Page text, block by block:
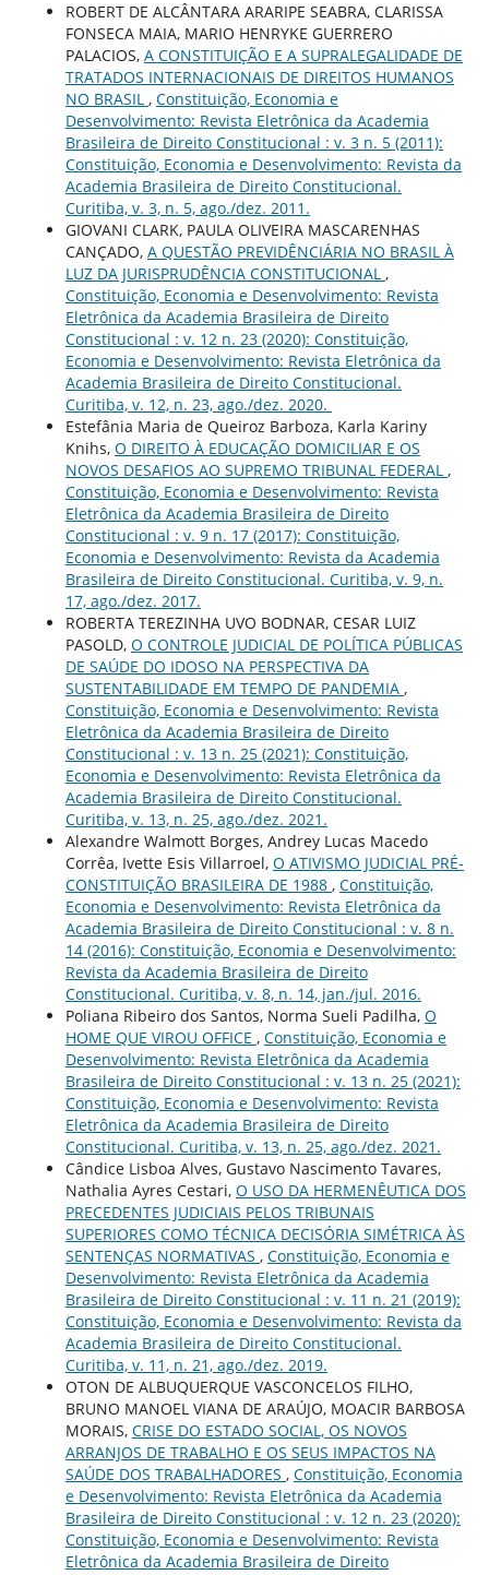
ROBERT DE ALCÂNTARA ARARIPE SEABRA, CLARISSA
FONSECA MAIA, MARIO HENRYKE GUERRERO
PALACIOS, A CONSTITUIÇÃO E A SUPRALEGALIDADE DE
TRATADOS INTERNACIONAIS DE DIREITOS HUMANOS
NO BRASIL , Constituição, Economia e
Desenvolvimento: Revista Eletrônica da Academia
Brasileira de Direito Constitucional : v. 3 n. 5 (2011):
Constituição, Economia e Desenvolvimento: Revista da
Academia Brasileira de Direito Constitucional.
Curitiba, v. 3, n. 5, ago./dez. 2011.
GIOVANI CLARK, PAULA OLIVEIRA MASCARENHAS
CANÇADO, A QUESTÃO PREVIDÊNCIÁRIA NO BRASIL À
LUZ DA JURISPRUDÊNCIA CONSTITUCIONAL ,
Constituição, Economia e Desenvolvimento: Revista
Eletrônica da Academia Brasileira de Direito
Constitucional : v. 12 n. 23 (2020): Constituição,
Economia e Desenvolvimento: Revista Eletrônica da
Academia Brasileira de Direito Constitucional.
Curitiba, v. 12, n. 23, ago./dez. 2020.
Estefânia Maria de Queiroz Barboza, Karla Kariny
Knihs, O DIREITO À EDUCAÇÃO DOMICILIAR E OS
NOVOS DESAFIOS AO SUPREMO TRIBUNAL FEDERAL ,
Constituição, Economia e Desenvolvimento: Revista
Eletrônica da Academia Brasileira de Direito
Constitucional : v. 9 n. 17 (2017): Constituição,
Economia e Desenvolvimento: Revista da Academia
Brasileira de Direito Constitucional. Curitiba, v. 9, n.
17, ago./dez. 2017.
ROBERTA TEREZINHA UVO BODNAR, CESAR LUIZ
PASOLD, O CONTROLE JUDICIAL DE POLÍTICA PÚBLICAS
DE SAÚDE DO IDOSO NA PERSPECTIVA DA
SUSTENTABILIDADE EM TEMPO DE PANDEMIA ,
Constituição, Economia e Desenvolvimento: Revista
Eletrônica da Academia Brasileira de Direito
Constitucional : v. 13 n. 25 (2021): Constituição,
Economia e Desenvolvimento: Revista Eletrônica da
Academia Brasileira de Direito Constitucional.
Curitiba, v. 13, n. 25, ago./dez. 2021.
Alexandre Walmott Borges, Andrey Lucas Macedo
Corrêa, Ivette Esis Villarroel, O ATIVISMO JUDICIAL PRÉ-
CONSTITUIÇÃO BRASILEIRA DE 1988 , Constituição,
Economia e Desenvolvimento: Revista Eletrônica da
Academia Brasileira de Direito Constitucional : v. 8 n.
14 (2016): Constituição, Economia e Desenvolvimento:
Revista da Academia Brasileira de Direito
Constitucional. Curitiba, v. 8, n. 14, jan./jul. 2016.
Poliana Ribeiro dos Santos, Norma Sueli Padilha, O
HOME QUE VIROU OFFICE , Constituição, Economia e
Desenvolvimento: Revista Eletrônica da Academia
Brasileira de Direito Constitucional : v. 13 n. 25 (2021):
Constituição, Economia e Desenvolvimento: Revista
Eletrônica da Academia Brasileira de Direito
Constitucional. Curitiba, v. 13, n. 25, ago./dez. 2021.
Cândice Lisboa Alves, Gustavo Nascimento Tavares,
Nathalia Ayres Cestari, O USO DA HERMENÊUTICA DOS
PRECEDENTES JUDICIAIS PELOS TRIBUNAIS
SUPERIORES COMO TÉCNICA DECISÓRIA SIMÉTRICA ÀS
SENTENÇAS NORMATIVAS , Constituição, Economia e
Desenvolvimento: Revista Eletrônica da Academia
Brasileira de Direito Constitucional : v. 11 n. 21 (2019):
Constituição, Economia e Desenvolvimento: Revista da
Academia Brasileira de Direito Constitucional.
Curitiba, v. 11, n. 21, ago./dez. 2019.
OTON DE ALBUQUERQUE VASCONCELOS FILHO,
BRUNO MANOEL VIANA DE ARAÚJO, MOACIR BARBOSA
MORAIS, CRISE DO ESTADO SOCIAL, OS NOVOS
ARRANJOS DE TRABALHO E OS SEUS IMPACTOS NA
SAÚDE DOS TRABALHADORES , Constituição, Economia
e Desenvolvimento: Revista Eletrônica da Academia
Brasileira de Direito Constitucional : v. 12 n. 23 (2020):
Constituição, Economia e Desenvolvimento: Revista
Eletrônica da Academia Brasileira de Direito